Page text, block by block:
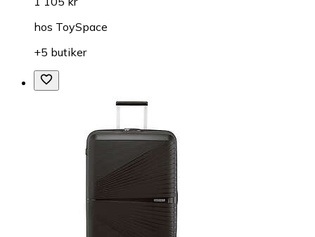
hos ToySpace
+5 butiker